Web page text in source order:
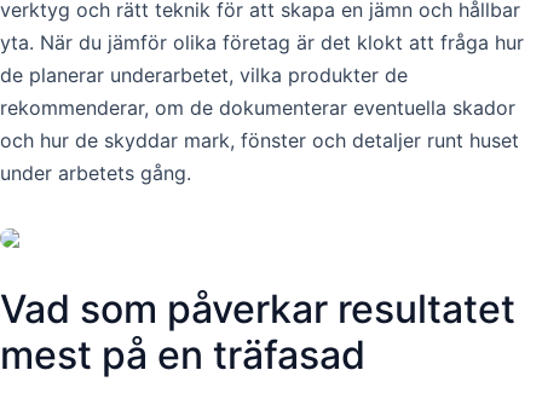
verktyg och rätt teknik för att skapa en jämn och hållbar
yta. När du jämför olika företag är det klokt att fråga hur
de planerar underarbetet, vilka produkter de
rekommenderar, om de dokumenterar eventuella skador
och hur de skyddar mark, fönster och detaljer runt huset
under arbetets gång.
Vad som påverkar resultatet
mest på en träfasad